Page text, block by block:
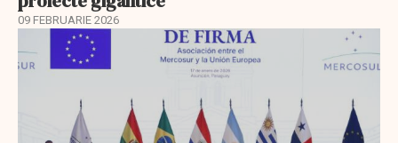
09 FEBRUARIE 2026